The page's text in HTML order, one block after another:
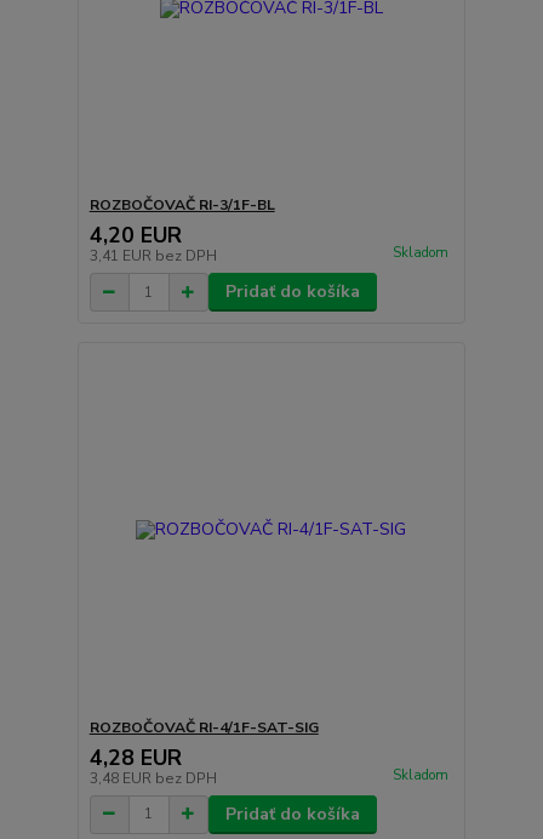
ROZBOČOVAČ RI-3/1F-BL
4,20 EUR
3,41 EUR bez DPH Skladom
Pridať do košíka
ROZBOČOVAČ RI-4/1F-SAT-SIG
4,28 EUR
3,48 EUR bez DPH Skladom
Pridať do košíka